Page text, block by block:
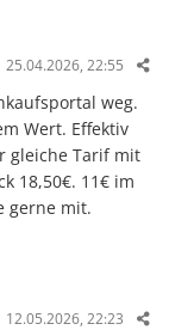
25.04.2026, 22:55
weg.
Wert. Effektiv
gleiche Tarif mit
18,50€. 11€ im
gerne mit.
12.05.2026, 22:23